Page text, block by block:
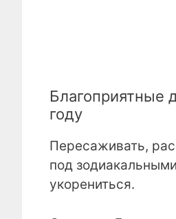
Благоприятные
году
Пересаживать,
под
укорениться.